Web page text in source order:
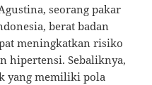
seorang pakar
berat badan
meningkatkan risiko
hipertensi. Sebaliknya,
yang memiliki pola